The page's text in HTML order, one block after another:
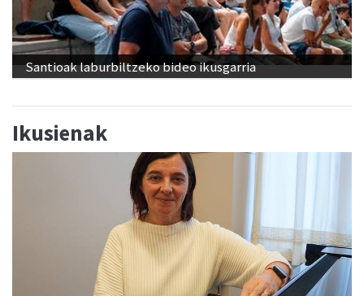
Santioak laburbiltzeko bideo ikusgarria
Ikusienak